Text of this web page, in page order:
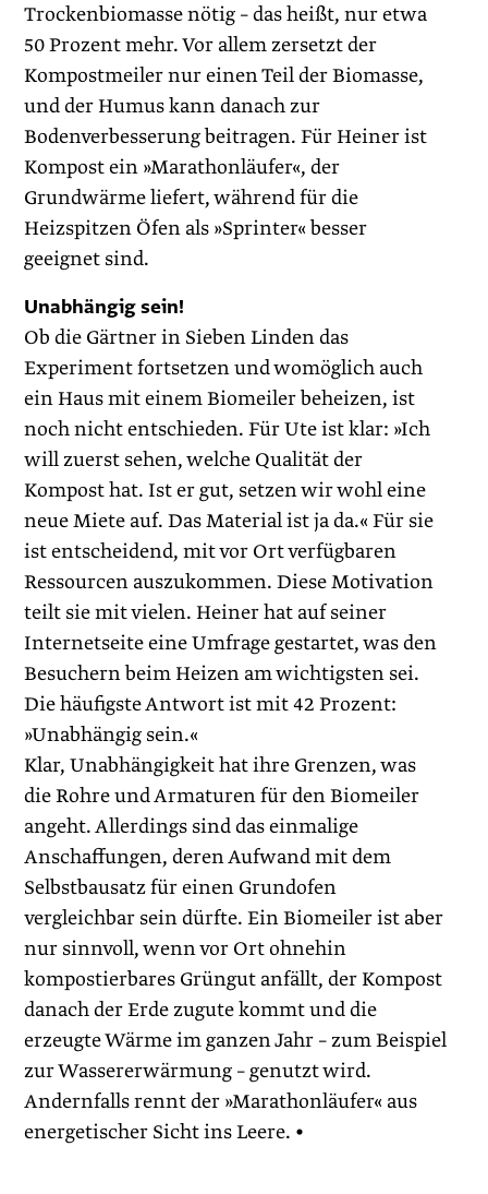
Trockenbiomasse nötig – das heißt, nur etwa
50 Prozent mehr. Vor allem zersetzt der
Kompostmeiler nur einen Teil der Biomasse,
und der Humus kann danach zur
Bodenverbesserung beitragen. Für Heiner ist
Kompost ein »Marathonläufer«, der
Grundwärme liefert, während für die
Heizspitzen Öfen als »Sprinter« besser
geeignet sind.
Unabhängig sein!
Ob die Gärtner in Sieben Linden das
Experiment fortsetzen und womöglich auch
ein Haus mit einem Biomeiler beheizen, ist
noch nicht entschieden. Für Ute ist klar: »Ich
will zuerst sehen, welche Qualität der
Kompost hat. Ist er gut, setzen wir wohl eine
neue Miete auf. Das Material ist ja da.« Für sie
ist entscheidend, mit vor Ort verfügbaren
Ressourcen auszukommen. Diese Motivation
teilt sie mit vielen. Heiner hat auf seiner
Internetseite eine Umfrage gestartet, was den
Besuchern beim Heizen am wichtigsten sei.
Die häufigste Antwort ist mit 42 Prozent:
»Unabhängig sein.«
Klar, Unabhängigkeit hat ihre Grenzen, was
die Rohre und Armaturen für den Biomeiler
angeht. Allerdings sind das einmalige
Anschaffungen, deren Aufwand mit dem
Selbstbausatz für einen Grundofen
vergleichbar sein dürfte. Ein Biomeiler ist aber
nur sinnvoll, wenn vor Ort ohnehin
kompostierbares Grüngut anfällt, der Kompost
danach der Erde zugute kommt und die
erzeugte Wärme im ganzen Jahr – zum Beispiel
zur Wassererwärmung – genutzt wird.
Andernfalls rennt der »Marathonläufer« aus
energetischer Sicht ins Leere. •